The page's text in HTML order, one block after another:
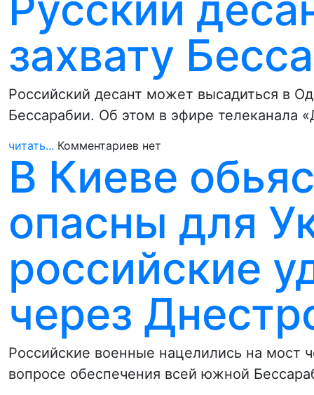
захвату
Российский десант может высадиться в
Бессарабии. Об этом в эфире телеканала
читать... Комментариев нет
В Киеве
опасны для
российские
через
Российские военные нацелились на мост
вопросе обеспечения всей южной